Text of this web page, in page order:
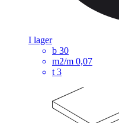
I lager
b 30
m2/m 0,07
t 3